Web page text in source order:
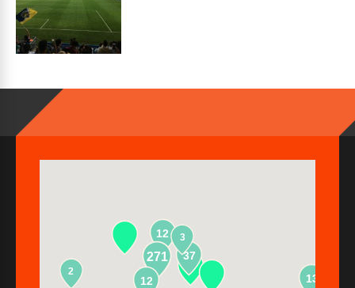
12
271
13
37
2
12
3